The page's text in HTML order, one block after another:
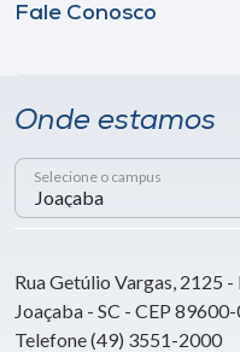
Fale Conosco
Onde estamos
Selecione o campus
Rua Getúlio Vargas, 2125
Joaçaba - SC - CEP
Telefone (49) 3551-2000